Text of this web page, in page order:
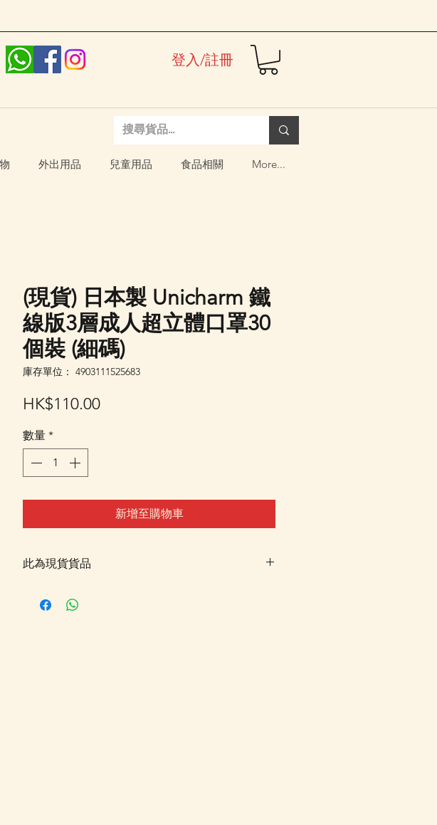
登入/註冊
外出用品 兒童用品 食品相關 More...
(現貨) 日本製 Unicharm 鐵
線版3層成人超立體口罩30
個裝 (細碼)
庫存單位： 4903111525683
HK$110.00價
數量 *
新增至購物車
此為現貨貨品
統顯示為"無庫存"或"未能放入購物車時, 可以